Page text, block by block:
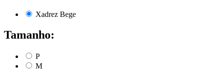
Xadrez Bege
Tamanho:
P
M